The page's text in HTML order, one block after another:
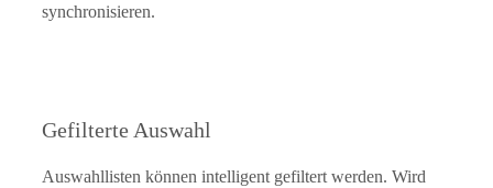
synchronisieren.
Gefilterte Auswahl
Auswahllisten können intelligent gefiltert werden. Wird